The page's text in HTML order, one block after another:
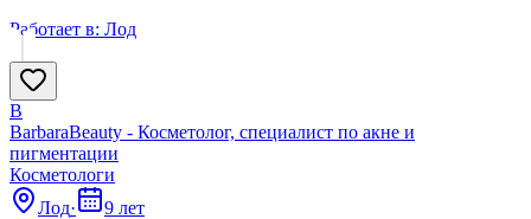
Работает в: Лод
B
BarbaraBeauty - Косметолог, специалист по акне и
пигментации
Косметологи
Лод·
9 лет